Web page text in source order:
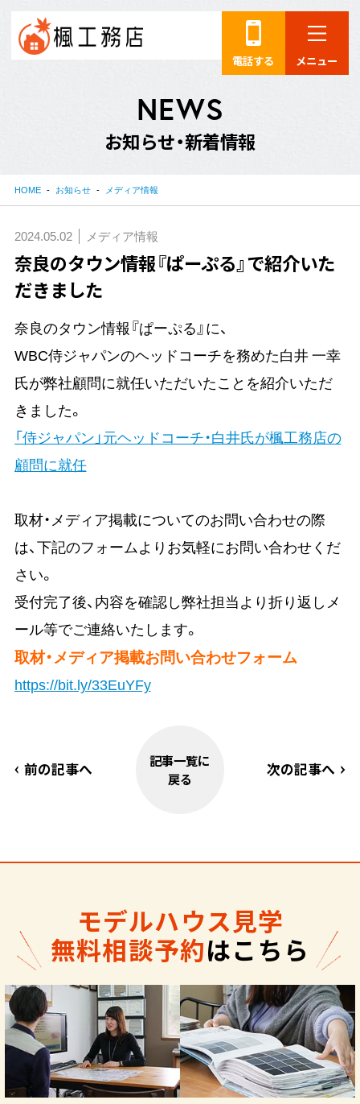
電話する メニュー
NEWS
お知らせ・新着情報
HOME お知らせ メディア情報
2024.05.02 メディア情報
奈良のタウン情報『ぱーぷる』で紹介いた
だきました
奈良のタウン情報『ぱーぷる』に、
WBC侍ジャパンのヘッドコーチを務めた白井 一幸
氏が弊社顧問に就任いただいたことを紹介いただ
きました。
「侍ジャパン」元ヘッドコーチ・白井氏が楓工務店の
顧問に就任
取材・メディア掲載についてのお問い合わせの際
は、下記のフォームよりお気軽にお問い合わせくだ
さい。
受付完了後、内容を確認し弊社担当より折り返しメ
ール等でご連絡いたします。
取材・メディア掲載お問い合わせフォーム
https://bit.ly/33EuYFy
前の記事へ
記事一覧に
戻る
次の記事へ
モデルハウス見学
無料相談予約はこちら